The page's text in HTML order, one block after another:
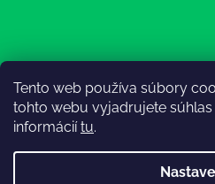
Tento web používa súbory
tohto webu vyjadrujete súhlas
informáciítu.
Sledovať na